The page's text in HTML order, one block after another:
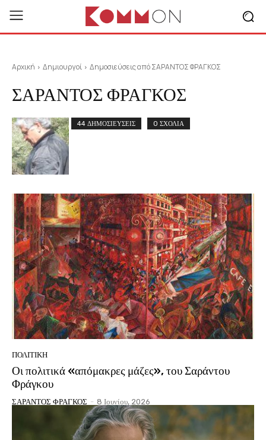
Αρχική Δημιουργοί Δημοσιεύσεις από ΣΑΡΑΝΤΟΣ ΦΡΑΓΚΟΣ
ΣΑΡΑΝΤΟΣ ΦΡΑΓΚΟΣ
44 ΔΗΜΟΣΙΕΥΣΕΙΣ 0 ΣΧΟΛΙΑ
ΠΟΛΙΤΙΚΗ
Οι πολιτικά «απόμακρες μάζες», του Σαράντου
Φράγκου
ΣΑΡΑΝΤΟΣ ΦΡΑΓΚΟΣ - 8 Ιουνίου, 2026